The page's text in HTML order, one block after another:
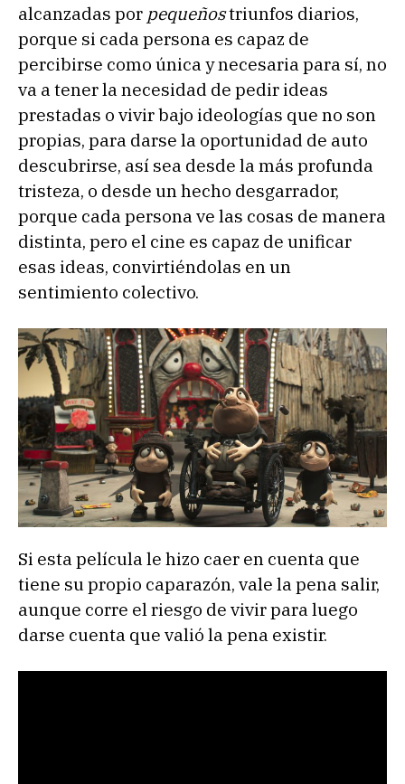
alcanzadas por pequeñostriunfos diarios,
porque si cada persona es capaz de
percibirse como única y necesaria para sí, no
va a tener la necesidad de pedir ideas
prestadas o vivir bajo ideologías que no son
propias, para darse la oportunidad de auto
descubrirse, así sea desde la más profunda
tristeza, o desde un hecho desgarrador,
porque cada persona ve las cosas de manera
distinta, pero el cine es capaz de unificar
esas ideas, convirtiéndolas en un
sentimiento colectivo.
Si esta película le hizo caer en cuenta que
tiene su propio caparazón, vale la pena salir,
aunque corre el riesgo de vivir para luego
darse cuenta que valió la pena existir.